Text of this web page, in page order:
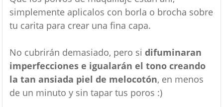
simplemente aplicalos con borla o brocha sobre
tu carita para crear una fina capa.
No cubrirán demasiado, pero si difuminaran
imperfecciones e igualarán el tono creando
la tan ansiada piel de melocotón, en menos
de un minuto y sin tapar tus poros :)